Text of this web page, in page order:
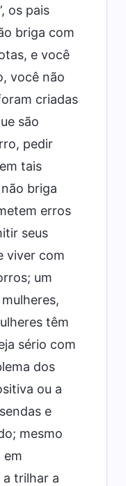
os pais
briga com
e você
você não
criadas
são
pedir
tais
briga
erros
seus
viver com
um
têm
sério com
dos
ou a
e
mesmo
em
trilhar a